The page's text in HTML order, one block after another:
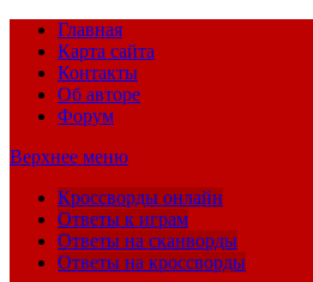
Главная
Карта сайта
Контакты
Об авторе
Форум
Верхнее меню
Кроссворды онлайн
Ответы к играм
Ответы на сканворды
Ответы на кроссворды